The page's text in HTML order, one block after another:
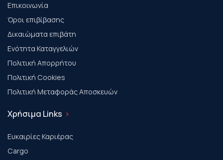
Επικοινωνία
Όροι επιβίβασης
Δικαιώματα επιβάτη
Ενότητα Καταγγελιών
Πολιτική Απορρήτου
Πολιτική Cookies
Πολιτική Μεταφοράς Αποσκευών
Χρήσιμα Links
Ευκαιρίες Καριέρας
Cargo